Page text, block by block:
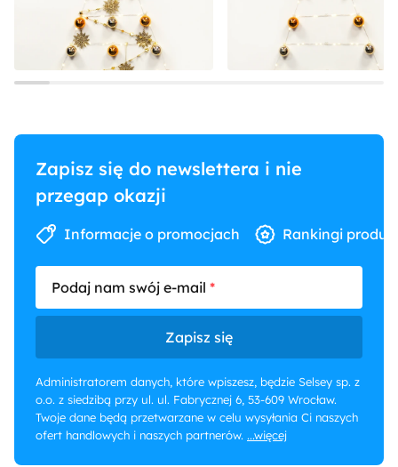
Zapisz się do newslettera i nie
przegap okazji
Informacje o promocjach Rankingi
Podaj nam swój e-mail
Zapisz się
Administratorem danych, które wpiszesz, będzie Selsey sp. z
o.o. z siedzibą przy ul. ul. Fabrycznej 6, 53-609 Wrocław.
Twoje dane będą przetwarzane w celu wysyłania Ci naszych
ofert handlowych i naszych partnerów. ...więcej